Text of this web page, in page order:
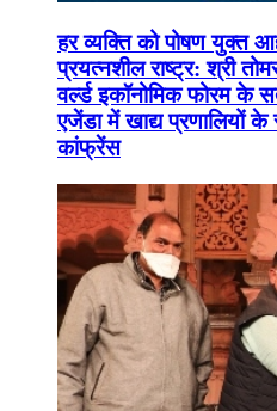
हर व्यक्ति को पोषण युक्त
प्रयत्नशील राष्ट्र: श्री
वर्ल्ड इकॉनोमिक फोरम के
एजेंडा में खाद्य प्रणालियों
कांफ्रेंस